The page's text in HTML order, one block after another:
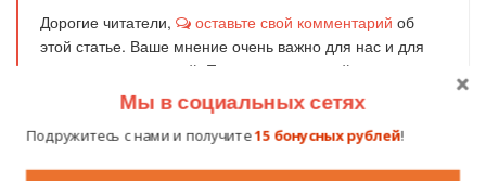
Дорогие читатели, оставьте свой комментарий об
этой статье. Ваше мнение очень важно для нас и для
других пользователей. Получите за каждый
комментарий1 бонусный рубль!
Нажмите на кнопку вашей социальной сети и
поделитесь информацией с вашими друзьями.
Вконтакте
Одноклассники
Facebook
Мы в социальных сетях
Подружитесь с нами и получите15 бонусных рублей!